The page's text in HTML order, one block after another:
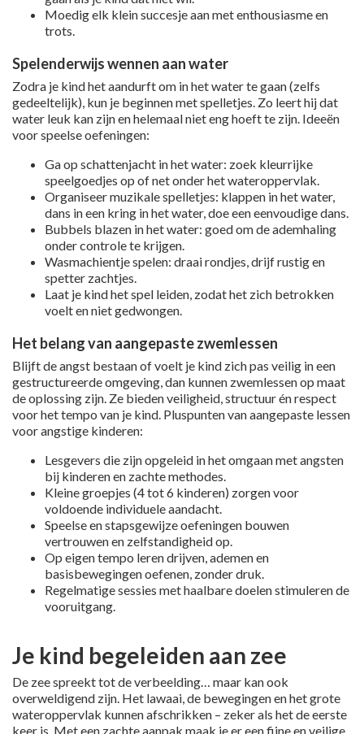
Moedig elk klein succesje aan met enthousiasme en
trots.
Spelenderwijs wennen aan water
Zodra je kind het aandurft om in het water te gaan (zelfs
gedeeltelijk), kun je beginnen met spelletjes. Zo leert hij dat
water leuk kan zijn en helemaal niet eng hoeft te zijn. Ideeën
voor speelse oefeningen:
Ga op schattenjacht in het water: zoek kleurrijke
speelgoedjes op of net onder het wateroppervlak.
Organiseer muzikale spelletjes: klappen in het water,
dans in een kring in het water, doe een eenvoudige dans.
Bubbels blazen in het water: goed om de ademhaling
onder controle te krijgen.
Wasmachientje spelen: draai rondjes, drijf rustig en
spetter zachtjes.
Laat je kind het spel leiden, zodat het zich betrokken
voelt en niet gedwongen.
Het belang van aangepaste zwemlessen
Blijft de angst bestaan of voelt je kind zich pas veilig in een
gestructureerde omgeving, dan kunnen zwemlessen op maat
de oplossing zijn. Ze bieden veiligheid, structuur én respect
voor het tempo van je kind. Pluspunten van aangepaste lessen
voor angstige kinderen:
Lesgevers die zijn opgeleid in het omgaan met angsten
bij kinderen en zachte methodes.
Kleine groepjes (4 tot 6 kinderen) zorgen voor
voldoende individuele aandacht.
Speelse en stapsgewijze oefeningen bouwen
vertrouwen en zelfstandigheid op.
Op eigen tempo leren drijven, ademen en
basisbewegingen oefenen, zonder druk.
Regelmatige sessies met haalbare doelen stimuleren de
vooruitgang.
Je kind begeleiden aan zee
De zee spreekt tot de verbeelding… maar kan ook
overweldigend zijn. Het lawaai, de bewegingen en het grote
wateroppervlak kunnen afschrikken – zeker als het de eerste
keer is. Met een zachte aanpak maak je er een fijne en veilige